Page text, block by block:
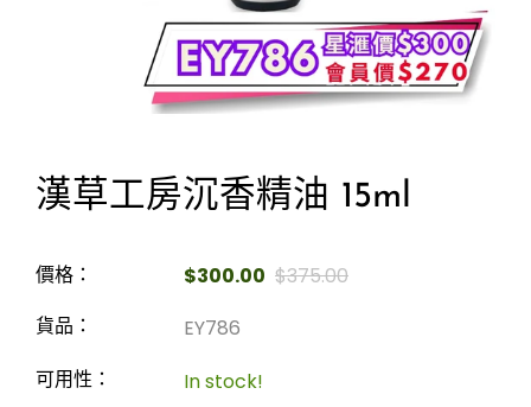
漢草工房沉香精油 15ml
價格： $300.00 $375.00
貨品： EY786
可用性： In stock!